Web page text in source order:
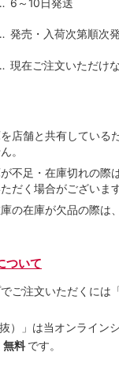
発売・入荷次第順次
現在ご注文いただけ
店舗と共有している
。
不足・在庫切れの際
だく場合がございます
の在庫が欠品の際は
ついて
ご注⽂いただくには
）
」は当オンライン
無料 です。